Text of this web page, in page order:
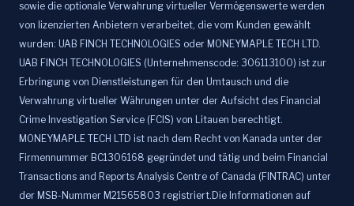
sowie die optionale Verwahrung virtueller Vermögenswerte werden
von lizenzierten Anbietern verarbeitet, die vom Kunden gewählt
wurden: UAB FINCH TECHNOLOGIES oder MONEYMAPLE TECH LTD.
UAB FINCH TECHNOLOGIES (Unternehmenscode: 306113100) ist zur
Erbringung von Dienstleistungen für den Umtausch und die
Verwahrung virtueller Währungen unter der Aufsicht des Financial
Crime Investigation Service (FCIS) von Litauen berechtigt.
MONEYMAPLE TECH LTD ist nach dem Recht von Kanada unter der
Firmennummer BC1306168 gegründet und tätig und beim Financial
Transactions and Reports Analysis Centre of Canada (FINTRAC) unter
der MSB-Nummer M21565803 registriert.Die Informationen auf